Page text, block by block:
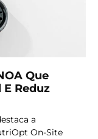
Que
Reduz
a
On-Site